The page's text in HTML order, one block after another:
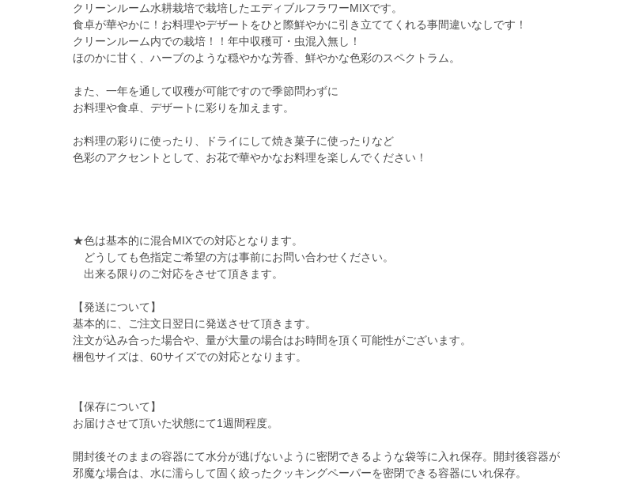
クリーンルーム水耕栽培で栽培したエディブルフラワーMIXです。
食卓が華やかに！お料理やデザートをひと際鮮やかに引き立ててくれる事間違いなしです！
クリーンルーム内での栽培！！年中収穫可・虫混入無し！
ほのかに甘く、ハーブのような穏やかな芳香、鮮やかな色彩のスペクトラム。
また、一年を通して収穫が可能ですので季節問わずに
お料理や食卓、デザートに彩りを加えます。
お料理の彩りに使ったり、ドライにして焼き菓子に使ったりなど
色彩のアクセントとして、お花で華やかなお料理を楽しんでください！
★色は基本的に混合MIXでの対応となります。
どうしても色指定ご希望の方は事前にお問い合わせください。
出来る限りのご対応をさせて頂きます。
【発送について】
基本的に、ご注文日翌日に発送させて頂きます。
注文が込み合った場合や、量が大量の場合はお時間を頂く可能性がございます。
梱包サイズは、60サイズでの対応となります。
【保存について】
お届けさせて頂いた状態にて1週間程度。
開封後そのままの容器にて水分が逃げないように密閉できるような袋等に入れ保存。開封後容器が
邪魔な場合は、水に濡らして固く絞ったクッキングペーパーを密閉できる容器にいれ保存。